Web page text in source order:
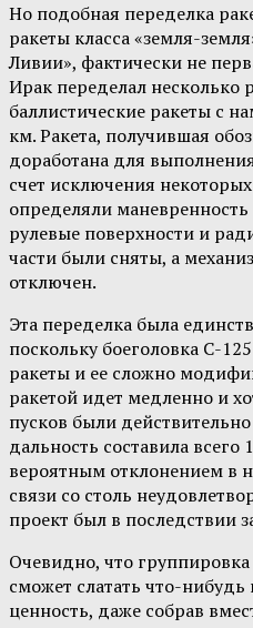
Но подобная переделка
ракеты класса «земля-
Ливии», фактически не
Ирак переделал несколько
баллистические ракеты с
км. Ракета, получившая
доработана для
счет исключения
определяли
рулевые поверхности и
части были сняты, а
отключен.
Эта переделка была
поскольку боеголовка С-
ракеты и ее сложно
ракетой идет медленно и
пусков были
дальность составила
вероятным отклонением в
связи со столь
проект был в последствии
Очевидно, что
сможет слатать что-
ценность, даже собрав